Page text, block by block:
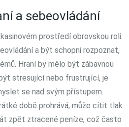
a sebeovládání
prostředí obrovskou roli.
a být schopni rozpoznat,
Hraní by mělo být zábavnou
stresující nebo frustrující, je
se nad svým přístupem.
době prohrává, může cítit tlak
zpět ztracené peníze, což často